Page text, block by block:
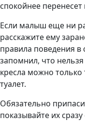
спокойнее перенесет
Если малыш еще ни
расскажите ему
правила поведения в
запомнил, что нельзя
кресла можно только
туалет.
Обязательно
показывайте их